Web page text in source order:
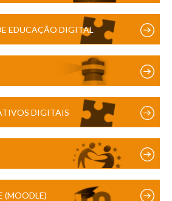
EDUCAÇÃO DIGITAL
DIGITAIS
(MOODLE)